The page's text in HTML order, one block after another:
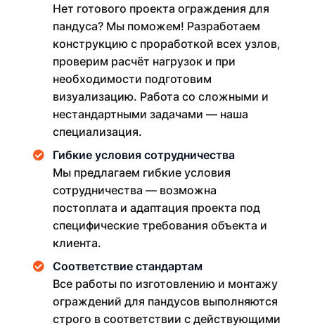
Нет готового проекта ограждения для
пандуса? Мы поможем! Разработаем
конструкцию с проработкой всех узлов,
проверим расчёт нагрузок и при
необходимости подготовим
визуализацию. Работа со сложными и
нестандартными задачами — наша
специализация.
Гибкие условия сотрудничества
Мы предлагаем гибкие условия
сотрудничества — возможна
постоплата и адаптация проекта под
специфические требования объекта и
клиента.
Соответствие стандартам
Все работы по изготовлению и монтажу
ограждений для пандусов выполняются
строго в соответствии с действующими